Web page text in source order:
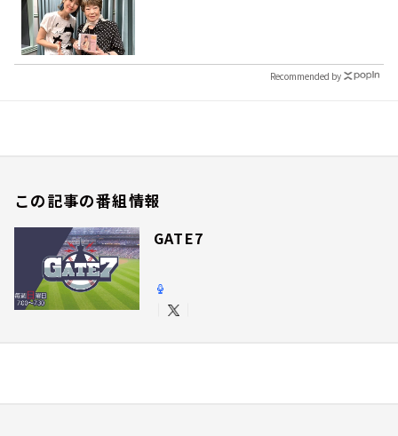
Recommended by
この記事の番組情報
GATE7